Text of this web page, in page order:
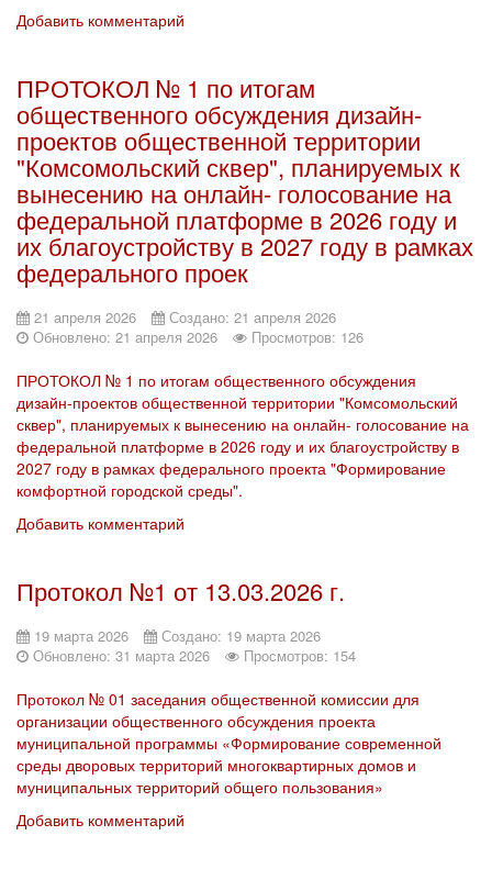
Добавить комментарий
ПРОТОКОЛ № 1 по итогам
общественного обсуждения дизайн-
проектов общественной территории
"Комсомольский сквер", планируемых к
вынесению на онлайн- голосование на
федеральной платформе в 2026 году и
их благоустройству в 2027 году в рамках
федерального проек
21 апреля 2026
Создано: 21 апреля 2026
Обновлено: 21 апреля 2026
Просмотров: 126
ПРОТОКОЛ № 1 по итогам общественного обсуждения
дизайн-проектов общественной территории "Комсомольский
сквер", планируемых к вынесению на онлайн- голосование на
федеральной платформе в 2026 году и их благоустройству в
2027 году в рамках федерального проекта "Формирование
комфортной городской среды".
Добавить комментарий
Протокол №1 от 13.03.2026 г.
19 марта 2026
Создано: 19 марта 2026
Обновлено: 31 марта 2026
Просмотров: 154
Протокол № 01 заседания общественной комиссии для
организации общественного обсуждения проекта
муниципальной программы «Формирование современной
среды дворовых территорий многоквартирных домов и
муниципальных территорий общего пользования»
Добавить комментарий